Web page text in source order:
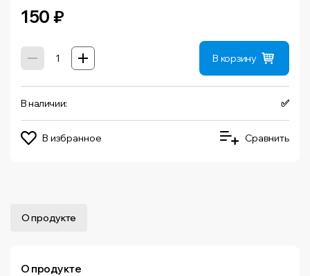
150 ₽
В корзину
В наличии: ✅
В избранное Сравнить
О продукте
О продукте